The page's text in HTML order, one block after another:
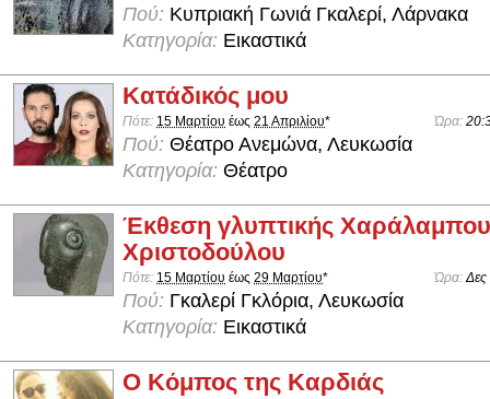
Πού: Κυπριακή Γωνιά Γκαλερί, Λάρνακα
Κατηγορία: Εικαστικά
Κατάδικός μου
Πότε: 15 Μαρτίου έως 21 Απριλίου* Ώρα:
Πού: Θέατρο Ανεμώνα, Λευκωσία
Κατηγορία: Θέατρο
Έκθεση γλυπτικής Χαράλαμπου
Χριστοδούλου
Πότε: 15 Μαρτίου έως 29 Μαρτίου* Ώρα: Δες
Πού: Γκαλερί Γκλόρια, Λευκωσία
Κατηγορία: Εικαστικά
O Κόμπος της Καρδιάς